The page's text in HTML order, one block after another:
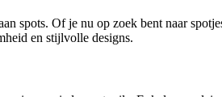
spots. Of je nu op zoek bent naar
en stijlvolle designs.